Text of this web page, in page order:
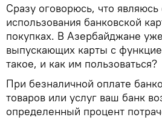
Сразу оговорюсь, что
использования банковской
покупках. В Азербайджане
выпускающих карты с
такое, и как им пользоваться?
При безналичной оплате
товаров или услуг ваш банк
определенный процент